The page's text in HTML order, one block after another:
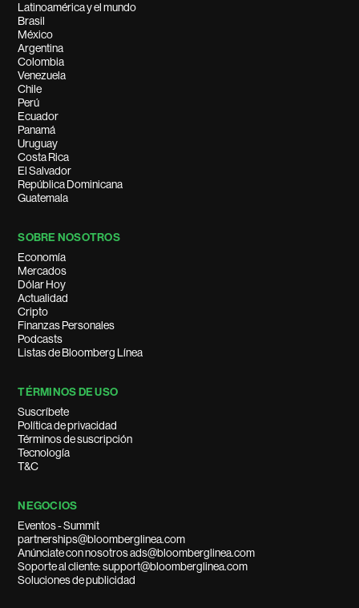
Latinoamérica y el mundo
Brasil
México
Argentina
Colombia
Venezuela
Chile
Perú
Ecuador
Panamá
Uruguay
Costa Rica
El Salvador
República Dominicana
Guatemala
SOBRE NOSOTROS
Economía
Mercados
Dólar Hoy
Actualidad
Cripto
Finanzas Personales
Podcasts
Listas de Bloomberg Línea
TÉRMINOS DE USO
Suscríbete
Política de privacidad
Términos de suscripción
Tecnología
T&C
NEGOCIOS
Eventos - Summit
partnerships@bloomberglinea.com
Anúnciate con nosotros ads@bloomberglinea.com
Soporte al cliente: support@bloomberglinea.com
Soluciones de publicidad